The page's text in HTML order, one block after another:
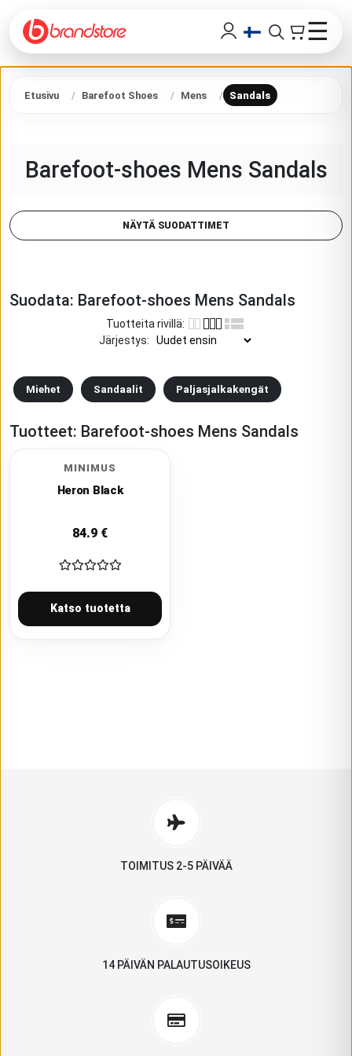
☰
Etusivu Barefoot Shoes Mens Sandals
Barefoot-shoes Mens Sandals
NÄYTÄ SUODATTIMET
Suodata: Barefoot-shoes Mens Sandals
Tuotteita rivillä:
Järjestys:
Miehet Sandaalit Paljasjalkakengät
Tuotteet: Barefoot-shoes Mens Sandals
MINIMUS
Heron Black
84.9 €
Katso tuotetta
TOIMITUS 2-5 PÄIVÄÄ
14 PÄIVÄN PALAUTUSOIKEUS